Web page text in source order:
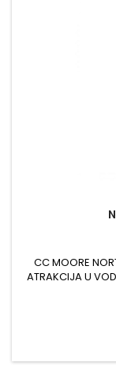
CC MOORE
ATRAKCIJA U